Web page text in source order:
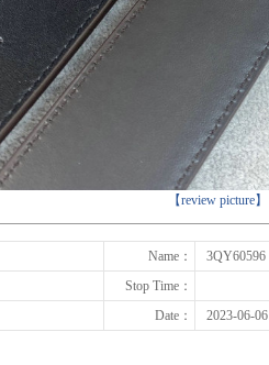
【review picture】
下一张
Name：
3QY60596
Stop Time：
Date：
2023-06-06